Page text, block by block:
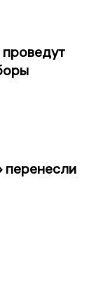
проведут
перенесли